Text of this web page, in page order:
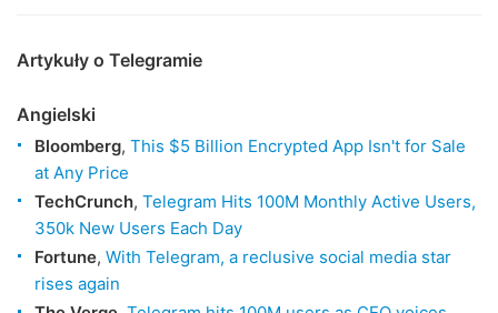
Artykuły o Telegramie
Angielski
Bloomberg, This $5 Billion Encrypted App Isn't for Sale
at Any Price
TechCrunch, Telegram Hits 100M Monthly Active Users,
350k New Users Each Day
Fortune, With Telegram, a reclusive social media star
rises again